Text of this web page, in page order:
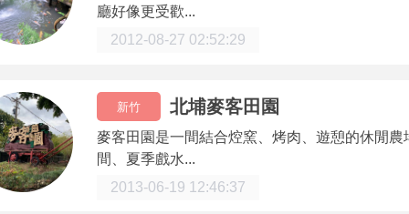
廳好像更受歡...
2012-08-27 02:52:29
新竹 北埔麥客田園
麥客田園是一間結合焢窯、烤肉、遊憩的休閒
間、夏季戲水...
2013-06-19 12:46:37